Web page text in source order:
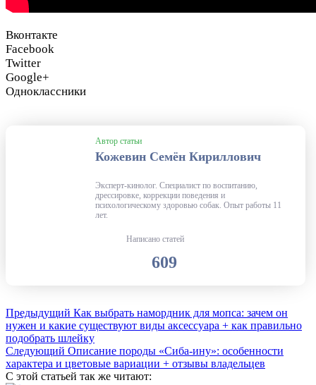
Вконтакте
Facebook
Twitter
Google+
Одноклассники
Автор статьи
Кожевин Семён Кириллович
Эксперт-кинолог. Специалист по воспитанию,
дрессировке, коррекции поведения и
психологическому здоровью собак. Опыт работы 11
лет.
Написано статей
609
Предыдущий Как выбрать намордник для мопса: зачем он
нужен и какие существуют виды аксессуара + как правильно
подобрать шлейку
Следующий Описание породы «Сиба-ину»: особенности
характера и цветовые вариации + отзывы владельцев
С этой статьей так же читают: